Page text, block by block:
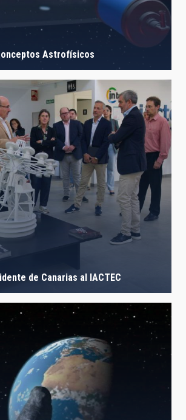
Astrofísicos
de Canarias al IACTEC